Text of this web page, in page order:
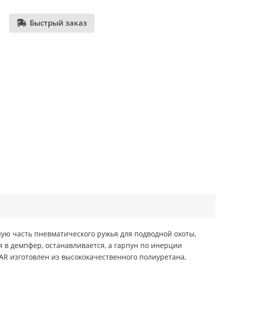
Быстрый заказ
часть пневматического ружья для подводной охоты,
демпфер, останавливается, а гарпун по инерции
из высококачественного полиуретана,